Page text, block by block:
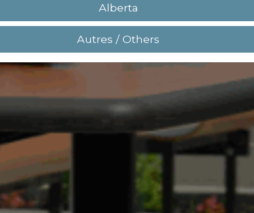
Alberta
Autres / Others